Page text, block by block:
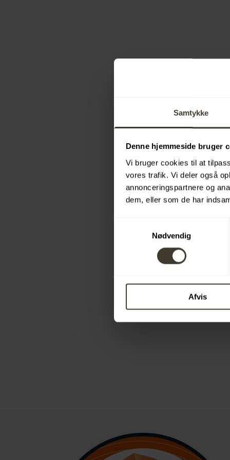
Samtykke
Denne hjemmeside bruger
Vi bruger cookies til at
vores trafik. Vi deler også
annonceringspartnere og
dem, eller som de har
Nødvendig
Afvis